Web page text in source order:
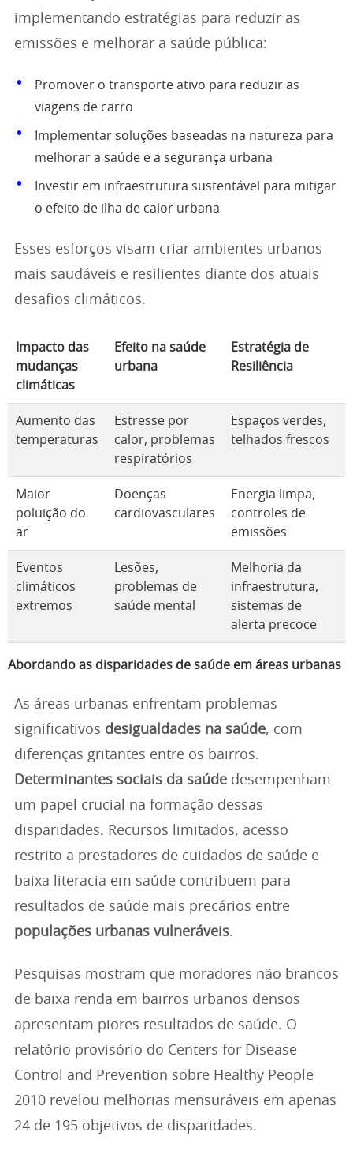
implementando estratégias para reduzir as
emissões e melhorar a saúde pública:
Promover o transporte ativo para reduzir as
viagens de carro
Implementar soluções baseadas na natureza para
melhorar a saúde e a segurança urbana
Investir em infraestrutura sustentável para mitigar
o efeito de ilha de calor urbana
Esses esforços visam criar ambientes urbanos
mais saudáveis e resilientes diante dos atuais
desafios climáticos.
Impacto das
mudanças
climáticas
Efeito na saúde
urbana
Estratégia de
Resiliência
Aumento das
temperaturas
Estresse por
calor, problemas
respiratórios
Espaços verdes,
telhados frescos
Maior
poluição do
ar
Doenças
cardiovasculares
Energia limpa,
controles de
emissões
Eventos
climáticos
extremos
Lesões,
problemas de
saúde mental
Melhoria da
infraestrutura,
sistemas de
alerta precoce
Abordando as disparidades de saúde em áreas urbanas
As áreas urbanas enfrentam problemas
significativos desigualdades na saúde, com
diferenças gritantes entre os bairros.
Determinantes sociais da saúde desempenham
um papel crucial na formação dessas
disparidades. Recursos limitados, acesso
restrito a prestadores de cuidados de saúde e
baixa literacia em saúde contribuem para
resultados de saúde mais precários entre
populações urbanas vulneráveis.
Pesquisas mostram que moradores não brancos
de baixa renda em bairros urbanos densos
apresentam piores resultados de saúde. O
relatório provisório do Centers for Disease
Control and Prevention sobre Healthy People
2010 revelou melhorias mensuráveis em apenas
24 de 195 objetivos de disparidades.